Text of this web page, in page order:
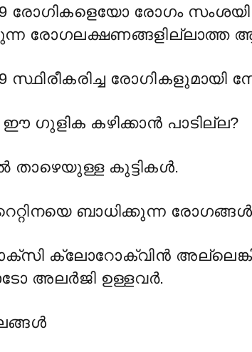
രോഗികളെയോ രോഗം
രോഗലക്ഷണങ്ങളില്ലാത്ത
രോഗികളുമായി
ഗുളിക കഴിക്കാൻ പാടില്ല?
താഴെയുള്ള കുട്ടികൾ.
ബാധിക്കുന്ന
ക്ലോറോക്വിൻ
അലർജി ഉള്ളവർ.